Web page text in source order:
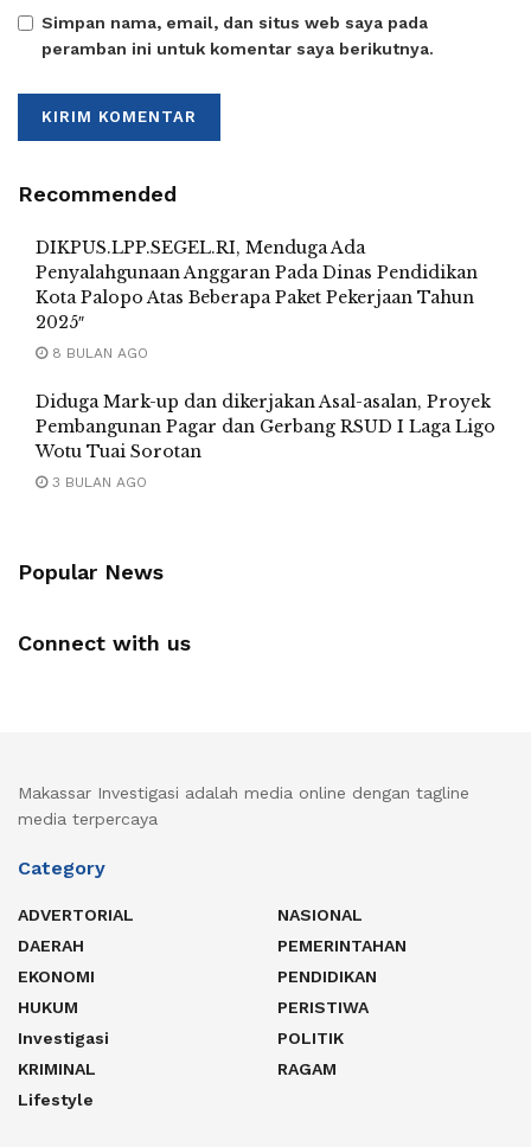
Simpan nama, email, dan situs web saya pada
peramban ini untuk komentar saya berikutnya.
Recommended
DIKPUS.LPP.SEGEL.RI, Menduga Ada
Penyalahgunaan Anggaran Pada Dinas Pendidikan
Kota Palopo Atas Beberapa Paket Pekerjaan Tahun
2025″
8 BULAN AGO
Diduga Mark-up dan dikerjakan Asal-asalan, Proyek
Pembangunan Pagar dan Gerbang RSUD I Laga Ligo
Wotu Tuai Sorotan
3 BULAN AGO
Popular News
Connect with us
Makassar Investigasi adalah media online dengan tagline
media terpercaya
Category
ADVERTORIAL
DAERAH
EKONOMI
HUKUM
Investigasi
KRIMINAL
Lifestyle
NASIONAL
PEMERINTAHAN
PENDIDIKAN
PERISTIWA
POLITIK
RAGAM